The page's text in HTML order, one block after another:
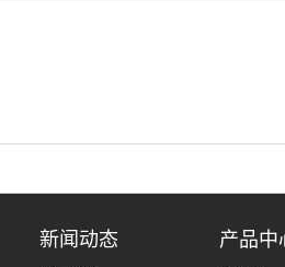
新闻动态 产品中